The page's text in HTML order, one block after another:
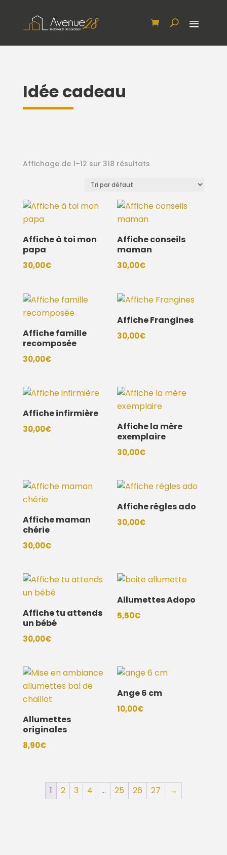
Idée cadeau
Affichage de 1–12 sur 318 résultats
Affiche à toi mon
papa
30,00€
Affiche conseils
maman
30,00€
Affiche famille
recomposée
30,00€
Affiche Frangines
30,00€
Affiche infirmière
30,00€
Affiche la mère
exemplaire
30,00€
Affiche maman
chérie
30,00€
Affiche règles ado
30,00€
Affiche tu attends
un bébé
30,00€
Allumettes Adopo
5,50€
Allumettes
originales
8,90€
Ange 6 cm
10,00€
1 2 3 4 … 25 26 27 →